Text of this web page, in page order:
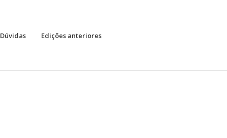
Dúvidas Edições anteriores